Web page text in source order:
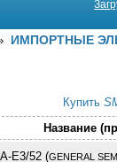
Купить
Название
E3/52 (GENERAL
ИМПОРТНЫЕ